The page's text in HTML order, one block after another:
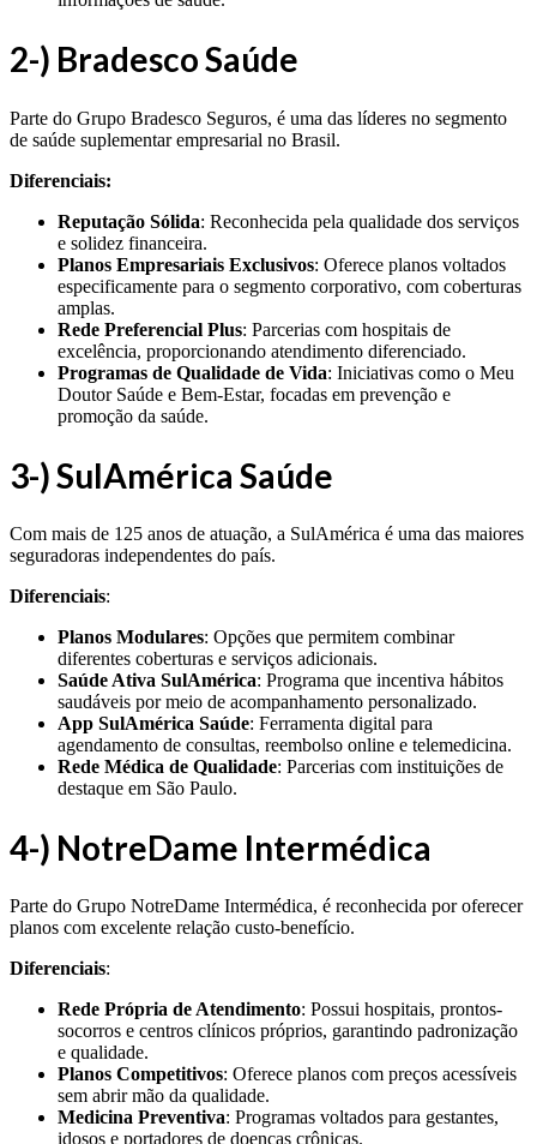
2-) Bradesco Saúde
Parte do Grupo Bradesco Seguros, é uma das líderes no segmento
de saúde suplementar empresarial no Brasil.
Diferenciais:
Reputação Sólida: Reconhecida pela qualidade dos serviços
e solidez financeira.
Planos Empresariais Exclusivos: Oferece planos voltados
especificamente para o segmento corporativo, com coberturas
amplas.
Rede Preferencial Plus: Parcerias com hospitais de
excelência, proporcionando atendimento diferenciado.
Programas de Qualidade de Vida: Iniciativas como o Meu
Doutor Saúde e Bem-Estar, focadas em prevenção e
promoção da saúde.
3-) SulAmérica Saúde
Com mais de 125 anos de atuação, a SulAmérica é uma das maiores
seguradoras independentes do país.
Diferenciais:
Planos Modulares: Opções que permitem combinar
diferentes coberturas e serviços adicionais.
Saúde Ativa SulAmérica: Programa que incentiva hábitos
saudáveis por meio de acompanhamento personalizado.
App SulAmérica Saúde: Ferramenta digital para
agendamento de consultas, reembolso online e telemedicina.
Rede Médica de Qualidade: Parcerias com instituições de
destaque em São Paulo.
4-) NotreDame Intermédica
Parte do Grupo NotreDame Intermédica, é reconhecida por oferecer
planos com excelente relação custo-benefício.
Diferenciais:
Rede Própria de Atendimento: Possui hospitais, prontos-
socorros e centros clínicos próprios, garantindo padronização
e qualidade.
Planos Competitivos: Oferece planos com preços acessíveis
sem abrir mão da qualidade.
Medicina Preventiva: Programas voltados para gestantes,
idosos e portadores de doenças crônicas.